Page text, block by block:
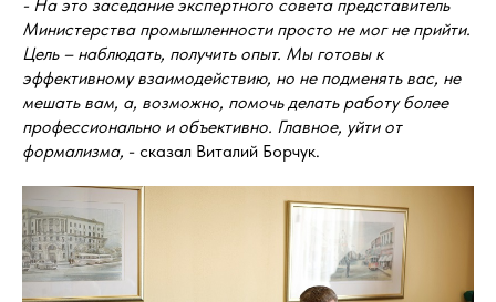
- На это заседание экспертного совета представитель
Министерства промышленности просто не мог не прийти.
Цель – наблюдать, получить опыт. Мы готовы к
эффективному взаимодействию, но не подменять вас, не
мешать вам, а, возможно, помочь делать работу более
профессионально и объективно. Главное, уйти от
формализма, - сказал Виталий Борчук.